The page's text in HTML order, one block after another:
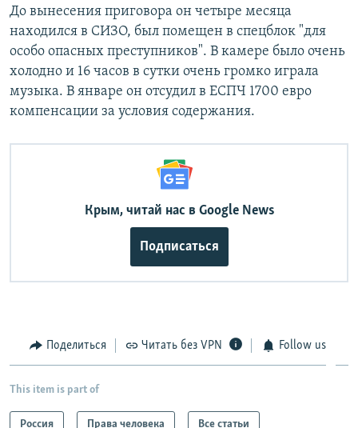
До вынесения приговора он четыре месяца
находился в СИЗО, был помещен в спецблок "для
особо опасных преступников". В камере было очень
холодно и 16 часов в сутки очень громко играла
музыка. В январе он отсудил в ЕСПЧ 1700 евро
компенсации за условия содержания.
Крым, читай нас в Google News
Подписаться
Поделиться Читать без VPN Follow us
This item is part of
Россия Права человека Все статьи